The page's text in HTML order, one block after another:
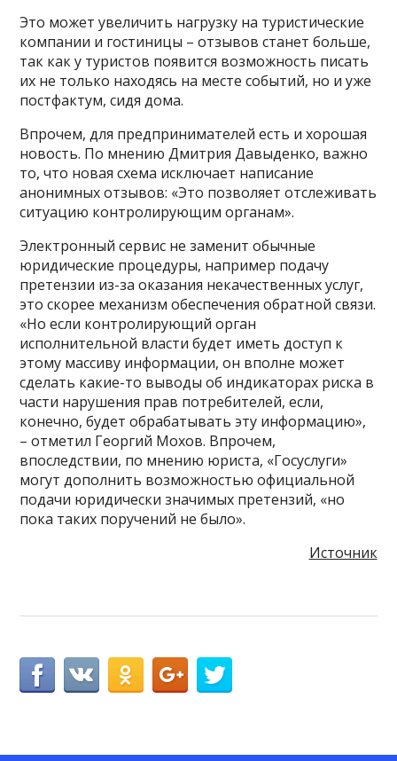
Это может увеличить нагрузку на туристические
компании и гостиницы – отзывов станет больше,
так как у туристов появится возможность писать
их не только находясь на месте событий, но и уже
постфактум, сидя дома.
Впрочем, для предпринимателей есть и хорошая
новость. По мнению Дмитрия Давыденко, важно
то, что новая схема исключает написание
анонимных отзывов: «Это позволяет отслеживать
ситуацию контролирующим органам».
Электронный сервис не заменит обычные
юридические процедуры, например подачу
претензии из-за оказания некачественных услуг,
это скорее механизм обеспечения обратной связи.
«Но если контролирующий орган
исполнительной власти будет иметь доступ к
этому массиву информации, он вполне может
сделать какие-то выводы об индикаторах риска в
части нарушения прав потребителей, если,
конечно, будет обрабатывать эту информацию»,
– отметил Георгий Мохов. Впрочем,
впоследствии, по мнению юриста, «Госуслуги»
могут дополнить возможностью официальной
подачи юридически значимых претензий, «но
пока таких поручений не было».
Источник